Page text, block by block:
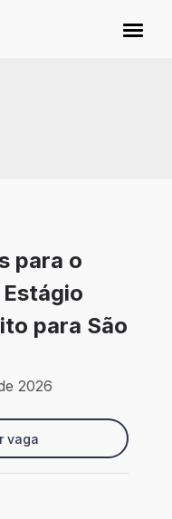
para o
para São
2026
vaga